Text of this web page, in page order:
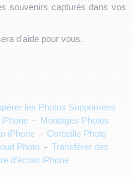
souvenirs capturés dans vos
d'aide pour vous.
les Photos Supprimées
- Montages Photos
iPhone - Corbeille Photo
Photo - Transférer des
d'écran iPhone